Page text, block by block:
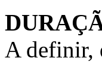
A definir,